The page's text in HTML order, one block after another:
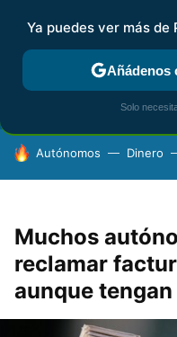
FISCALIDAD Y
HOY SE HABLA DE
Autónomos Dinero
Muchos
reclamar
aunque
Ya puedes ver más de
Añádenos
Solo